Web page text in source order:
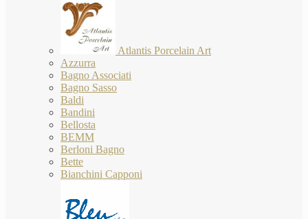
Atlantis Porcelain Art
Azzurra
Bagno Associati
Bagno Sasso
Baldi
Bandini
Bellosta
BEMM
Berloni Bagno
Bette
Bianchini Capponi